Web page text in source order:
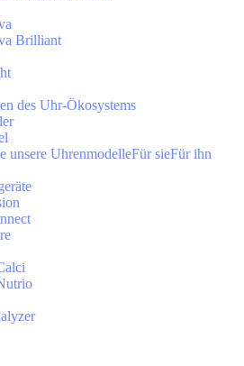
Brilliant
des Uhr-Ökosystems
unsere UhrenmodelleFür sieFür ihn